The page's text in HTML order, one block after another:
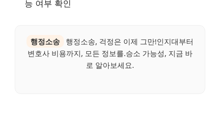
능 여부 확인
행정소송
행정소송, 걱정은 이제 그만!인지대부터
변호사 비용까지, 모든 정보를.승소 가능성, 지금 바
로 알아보세요.